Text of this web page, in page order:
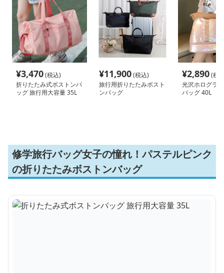
¥3,470(税込)
折りたたみ式ボストンバ
ッグ 旅行用大容量 35L
¥11,900(税込)
旅行用折りたたみボスト
ンバッグ
¥2,890(税
光沢ホログラ
バッグ 40L
修学旅行バッグ女子の憧れ！パステルピンク
の折りたたみボストンバッグ